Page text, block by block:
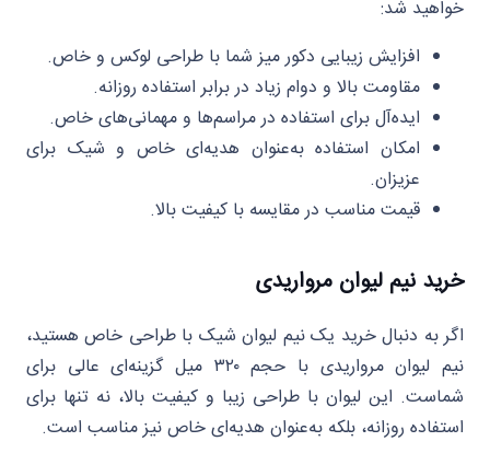
خواهید شد:
افزایش زیبایی دکور میز شما با طراحی لوکس و خاص.
مقاومت بالا و دوام زیاد در برابر استفاده روزانه.
ایده‌آل برای استفاده در مراسم‌ها و مهمانی‌های خاص.
امکان استفاده به‌عنوان هدیه‌ای خاص و شیک برای
عزیزان.
قیمت مناسب در مقایسه با کیفیت بالا.
خرید نیم لیوان مرواریدی
اگر به دنبال خرید یک نیم لیوان شیک با طراحی خاص هستید،
نیم لیوان مرواریدی با حجم ۳۲۰ میل گزینه‌ای عالی برای
شماست. این لیوان با طراحی زیبا و کیفیت بالا، نه تنها برای
استفاده روزانه، بلکه به‌عنوان هدیه‌ای خاص نیز مناسب است.